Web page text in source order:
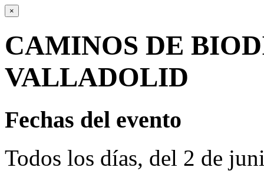
×
CAMINOS DE
VALLADOLID
Fechas del evento
Todos los días, del 2 de